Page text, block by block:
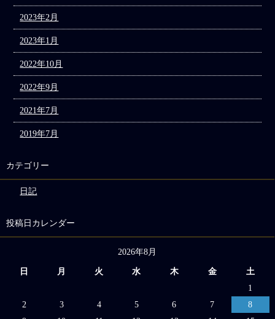
2023年2月
2023年1月
2022年10月
2022年9月
2021年7月
2019年7月
カテゴリー
日記
投稿日カレンダー
2026年8月
日 月 火 水 木 金
土
1
2
3 4 5 6 7
8